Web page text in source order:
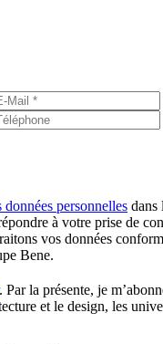
données personnelles dans
à votre prise de
vos données
Bene.
. Par la présente, je
et le design, les